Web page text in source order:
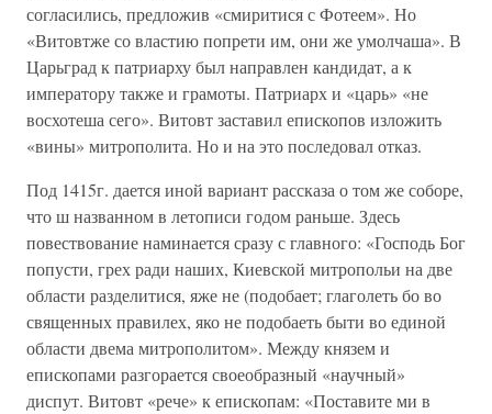
согласились, предложив «смиритися с Фотеем». Но
«Витовтже со властию попрети им, они же умолчаша». В
Царьград к патриарху был направлен кандидат, а к
императору также и грамоты. Патриарх и «царь» «не
восхотеша сего». Витовт заставил епископов изложить
«вины» митрополита. Но и на это последовал отказ.
Под 1415г. дается иной вариант рассказа о том же соборе,
что ш названном в летописи годом раньше. Здесь
повествование наминается сразу с главного: «Господь Бог
попусти, грех ради наших, Киевской митропольи на две
области разделитися, яже не (подобает; глаголеть бо во
священных правилех, яко не подобаеть быти во единой
области двема митрополитом». Между князем и
епископами разгорается своеобразный «научный»
диспут. Витовт «рече» к епископам: «Поставите ми в